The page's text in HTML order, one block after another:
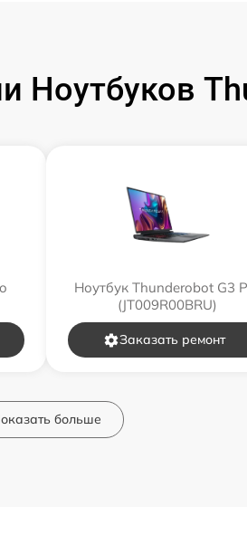
Ноутбуков
Ноутбук Thunderobot G3
(JT009R00BRU)
Заказать ремонт
больше